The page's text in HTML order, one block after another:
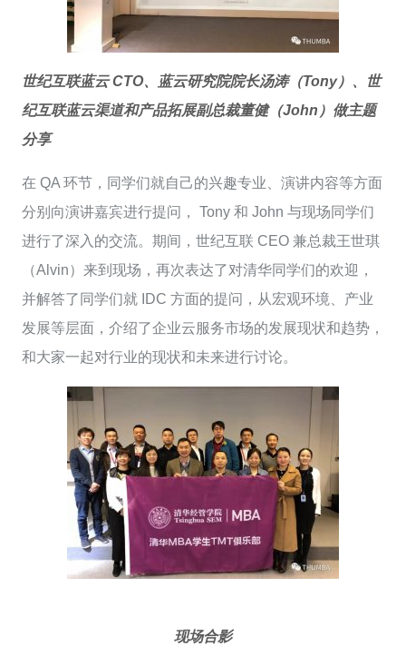
世纪互联蓝云 CTO、蓝云研究院院长汤涛（Tony）、世
纪互联蓝云渠道和产品拓展副总裁董健（John）做主题
分享
在 QA 环节，同学们就自己的兴趣专业、演讲内容等方面
分别向演讲嘉宾进行提问， Tony 和 John 与现场同学们
进行了深入的交流。期间，世纪互联 CEO 兼总裁王世琪
（Alvin）来到现场，再次表达了对清华同学们的欢迎，
并解答了同学们就 IDC 方面的提问，从宏观环境、产业
发展等层面，介绍了企业云服务市场的发展现状和趋势，
和大家一起对行业的现状和未来进行讨论。
现场合影